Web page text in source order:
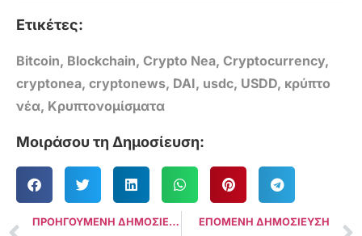
Ετικέτες:
Bitcoin, Blockchain, Crypto Nea, Cryptocurrency,
cryptonea, cryptonews, DAI, usdc, USDD, κρύπτο
νέα, Κρυπτονομίσματα
Μοιράσου τη Δημοσίευση:
ΠΡΟΗΓΟΥΜΕΝΗ ΔΗΜΟΣΙΕΥΣΗ ΕΠΟΜΕΝΗ ΔΗΜΟΣΙΕΥΣΗ